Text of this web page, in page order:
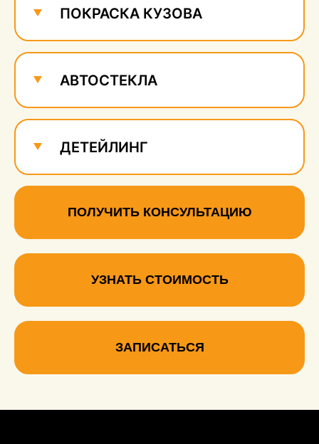
ПОКРАСКА КУЗОВА
АВТОСТЕКЛА
ДЕТЕЙЛИНГ
ПОЛУЧИТЬ КОНСУЛЬТАЦИЮ
УЗНАТЬ СТОИМОСТЬ
ЗАПИСАТЬСЯ